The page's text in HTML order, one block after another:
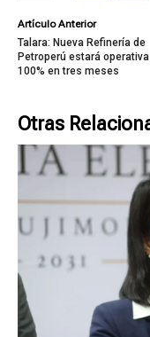
Artículo Anterior
Talara: Nueva Refinería de
Petroperú estará operativa
100% en tres meses
Otras